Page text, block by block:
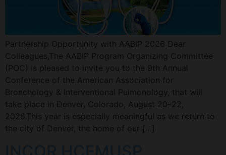
Partnership Opportunity with AABIP 2026 Dear
Colleagues,The AABIP Program Organizing Committee
(POC) is pleased to invite you to the 9th Annual
Conference of the American Association for
Bronchology & Interventional Pulmonology, that will
take place in Denver, Colorado, August 20–22,
2026.This year is especially meaningful as we return to
the city of Denver, the home of our […]